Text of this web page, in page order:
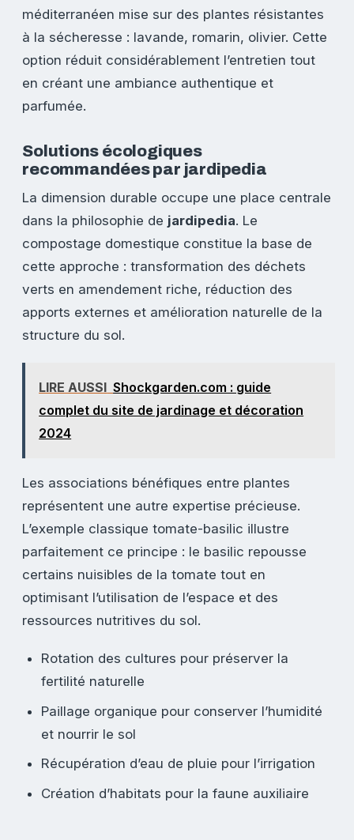
méditerranéen mise sur des plantes résistantes
à la sécheresse : lavande, romarin, olivier. Cette
option réduit considérablement l’entretien tout
en créant une ambiance authentique et
parfumée.
Solutions écologiques
recommandées par jardipedia
La dimension durable occupe une place centrale
dans la philosophie de jardipedia. Le
compostage domestique constitue la base de
cette approche : transformation des déchets
verts en amendement riche, réduction des
apports externes et amélioration naturelle de la
structure du sol.
LIRE AUSSI Shockgarden.com : guide
complet du site de jardinage et décoration
2024
Les associations bénéfiques entre plantes
représentent une autre expertise précieuse.
L’exemple classique tomate-basilic illustre
parfaitement ce principe : le basilic repousse
certains nuisibles de la tomate tout en
optimisant l’utilisation de l’espace et des
ressources nutritives du sol.
Rotation des cultures pour préserver la
fertilité naturelle
Paillage organique pour conserver l’humidité
et nourrir le sol
Récupération d’eau de pluie pour l’irrigation
Création d’habitats pour la faune auxiliaire